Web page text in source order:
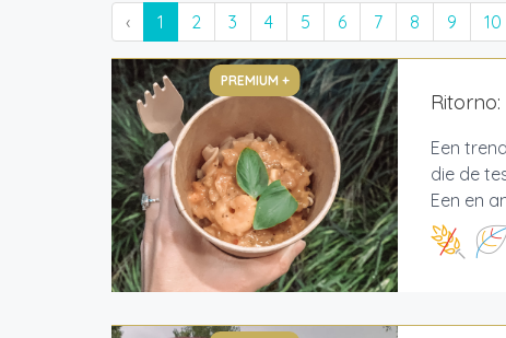
‹ 1 2 3 4 5 6 7 8 9 10
PREMIUM +
Een
die de
Een en